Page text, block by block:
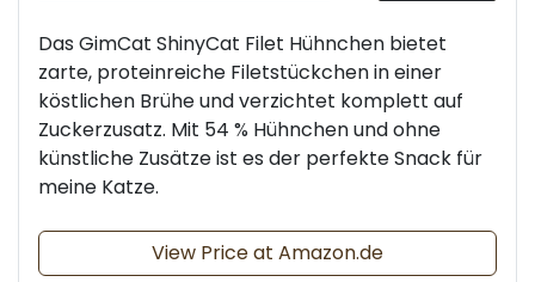
Das GimCat ShinyCat Filet Hühnchen bietet
zarte, proteinreiche Filetstückchen in einer
köstlichen Brühe und verzichtet komplett auf
Zuckerzusatz. Mit 54 % Hühnchen und ohne
künstliche Zusätze ist es der perfekte Snack für
meine Katze.
View Price at Amazon.de